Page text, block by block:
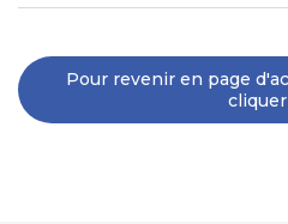
Pour revenir en page